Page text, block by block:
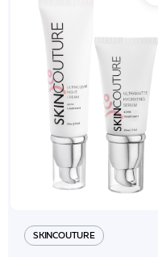
SKINCOUTURE